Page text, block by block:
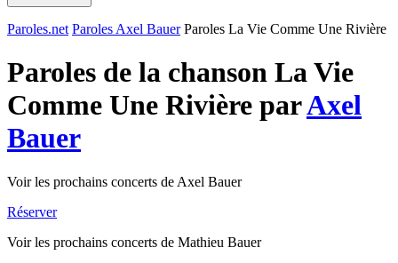
Paroles.net Paroles Axel Bauer Paroles La Vie Comme Une Rivière
Paroles de la chanson La Vie
Comme Une Rivière parAxel
Bauer
Voir les prochains concerts de Axel Bauer
Réserver
Voir les prochains concerts de Mathieu Bauer